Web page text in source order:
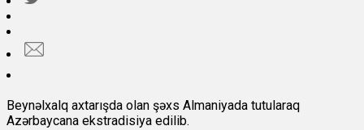
Beynəlxalq axtarışda olan şəxs Almaniyada tutularaq
Azərbaycana ekstradisiya edilib.